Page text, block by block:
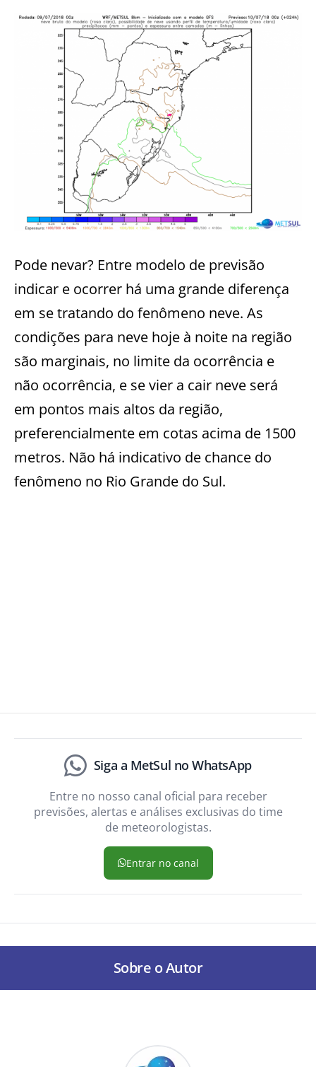
Pode nevar? Entre modelo de previsão
indicar e ocorrer há uma grande diferença
em se tratando do fenômeno neve. As
condições para neve hoje à noite na região
são marginais, no limite da ocorrência e
não ocorrência, e se vier a cair neve será
em pontos mais altos da região,
preferencialmente em cotas acima de 1500
metros. Não há indicativo de chance do
fenômeno no Rio Grande do Sul.
Siga a MetSul no WhatsApp
Entre no nosso canal oficial para receber
previsões, alertas e análises exclusivas do time
de meteorologistas.
Entrar no canal
Sobre o Autor